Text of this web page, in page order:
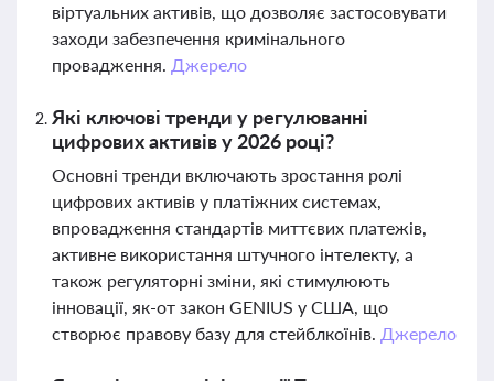
віртуальних активів, що дозволяє застосовувати
заходи забезпечення кримінального
провадження. Джерело
Які ключові тренди у регулюванні
цифрових активів у 2026 році?
Основні тренди включають зростання ролі
цифрових активів у платіжних системах,
впровадження стандартів миттєвих платежів,
активне використання штучного інтелекту, а
також регуляторні зміни, які стимулюють
інновації, як-от закон GENIUS у США, що
створює правову базу для стейблкоїнів. Джерело